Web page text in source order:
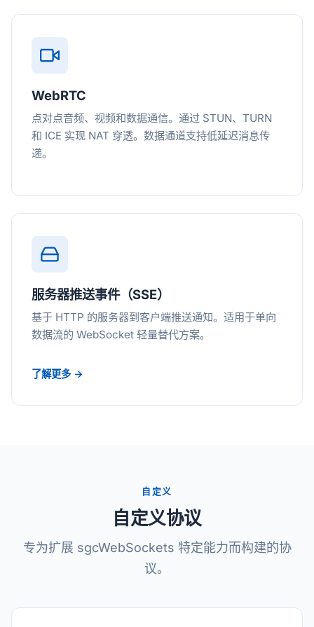
WebRTC
点对点音频、视频和数据通信。通过 STUN、TURN
和 ICE 实现 NAT 穿透。数据通道支持低延迟消息传
递。
服务器推送事件（SSE）
基于 HTTP 的服务器到客户端推送通知。适用于单向
数据流的 WebSocket 轻量替代方案。
了解更多 →
自定义
自定义协议
专为扩展 sgcWebSockets 特定能力而构建的协
议。